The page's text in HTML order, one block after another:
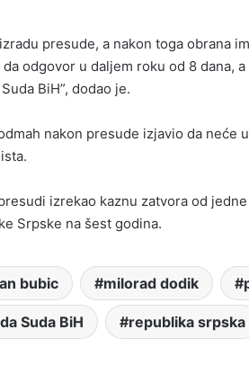
presude, a nakon toga obrana
odgovor u daljem roku od 8 dana,
BiH”, dodao je.
nakon presude izjavio da neće
izrekao kaznu zatvora od
Srpske na šest godina.
bubic milorad dodik
Suda BiH republika srpska